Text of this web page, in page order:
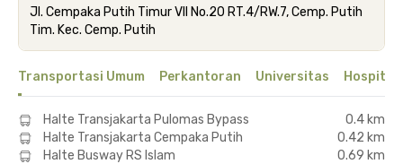
Jl. Cempaka Putih Timur VII No.20 RT.4/RW.7, Cemp. Putih
Tim. Kec. Cemp. Putih
Transportasi Umum Perkantoran Universitas Hospital
Halte Transjakarta Pulomas Bypass
0.4 km
Halte Transjakarta Cempaka Putih
0.42 km
Halte Busway RS Islam
0.69 km